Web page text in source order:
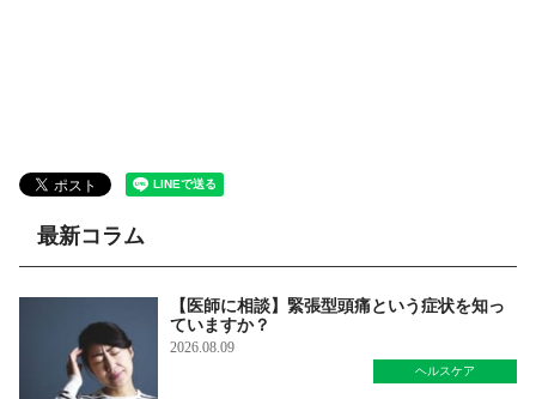
最新コラム
【医師に相談】緊張型頭痛という症状を知っ
ていますか？
2026.08.09
ヘルスケア